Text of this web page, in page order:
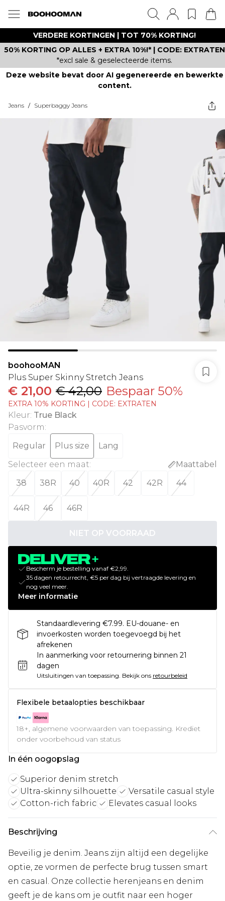
VERDERE KORTINGEN | TOT 70% KORTING!
50% KORTING OP ALLES + EXTRA 10%!* | CODE: EXTRATEN
*excl sale & geselecteerde items.
Deze website bevat door AI gegenereerde en bewerkte
content.
Jeans / Superbaggy Jeans
boohooMAN
Plus Super Skinny Stretch Jeans
€ 21,00 € 42,00 Bespaar 50%
EXTRA 10% KORTING | CODE: EXTRATEN
Kleur: True Black
Pasvorm:
Regular
Plus size
Lang
Selecteer een maat:
Maattabel
38
38R 40 40R 42 42R 44
44R 46 46R
NIET OP VOORRAAD
Bescherm je bestelling vanaf €2,99.
35 dagen retourrecht, €5 per dag bij vertraagde levering en
nog veel meer.
Meer informatie
Standaardlevering €7.99. EU-douane- en
invoerkosten worden toegevoegd bij het
afrekenen
In aanmerking voor retournering binnen 21
dagen
Uitsluitingen van toepassing. Bekijk ons retourbeleid
Flexibele betaalopties beschikbaar
18+, algemene voorwaarden van toepassing. Krediet
onder voorbehoud van status
In één oogopslag
Superior denim stretch
Ultra-skinny silhouette
Versatile casual style
Cotton-rich fabric
Elevates casual looks
Beschrijving
Beveilig je denim. Jeans zijn altijd een degelijke
optie, ze vormen de perfecte brug tussen smart
en casual. Onze collectie herenjeans en denim
geeft je de kans om je outfit naar een hoger